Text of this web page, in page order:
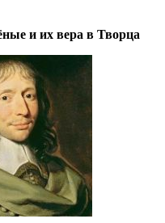
и их вера в Творца